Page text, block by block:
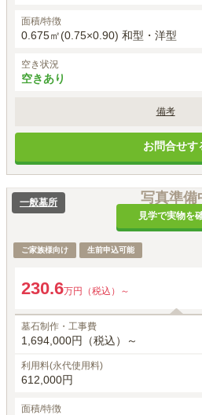
面積/特徴
0.675㎡(0.75×0.90) 和型・洋型
空き状況
空きあり
備考
墓石工事代には、基本彫刻料（家名・家
お問合せす
写真準備
見学で実物を
一般墓所
ご家族様向け 生前申込可能
230.6万円（税込）～
墓石制作・工事費
1,694,000円（税込）～
利用料(永代使用料)
612,000円
面積/特徴